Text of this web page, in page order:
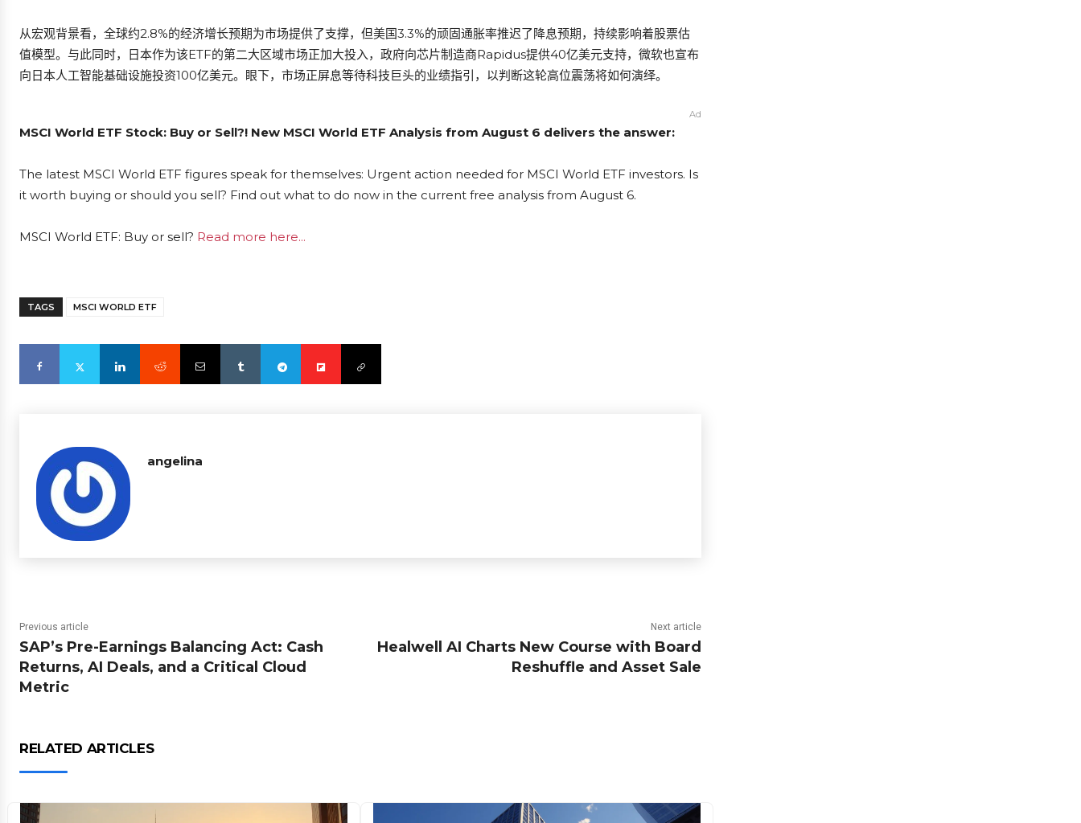
从宏观背景看，全球约2.8%的经济增长预期为市场提供了支撑，但美国3.3%的顽固通胀率推迟了降息预期，持续影响着股票估
值模型。与此同时，日本作为该ETF的第二大区域市场正加大投入，政府向芯片制造商Rapidus提供40亿美元支持，微软也宣布
向日本人工智能基础设施投资100亿美元。眼下，市场正屏息等待科技巨头的业绩指引，以判断这轮高位震荡将如何演绎。
Ad
MSCI World ETF Stock: Buy or Sell?! New MSCI World ETF Analysis from August 6 delivers the answer:
The latest MSCI World ETF figures speak for themselves: Urgent action needed for MSCI World ETF investors. Is
it worth buying or should you sell? Find out what to do now in the current free analysis from August 6.
MSCI World ETF: Buy or sell? Read more here...
TAGS MSCI WORLD ETF
angelina
Previous article
SAP’s Pre-Earnings Balancing Act: Cash
Returns, AI Deals, and a Critical Cloud
Metric
Next article
Healwell AI Charts New Course with Board
Reshuffle and Asset Sale
RELATED ARTICLES